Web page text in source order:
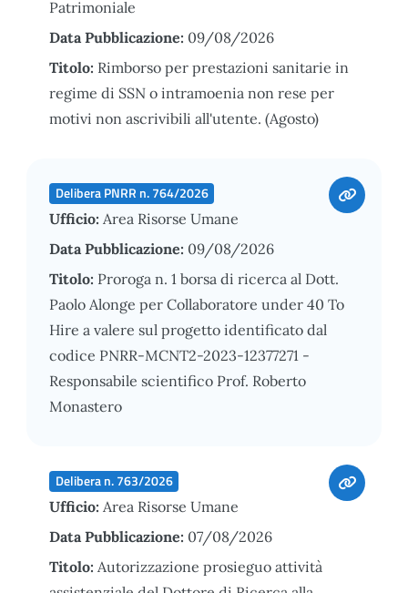
Patrimoniale
Data Pubblicazione: 09/08/2026
Titolo: Rimborso per prestazioni sanitarie in
regime di SSN o intramoenia non rese per
motivi non ascrivibili all'utente. (Agosto)
Delibera PNRR n. 764/2026
Ufficio: Area Risorse Umane
Data Pubblicazione: 09/08/2026
Titolo: Proroga n. 1 borsa di ricerca al Dott.
Paolo Alonge per Collaboratore under 40 To
Hire a valere sul progetto identificato dal
codice PNRR-MCNT2-2023-12377271 -
Responsabile scientifico Prof. Roberto
Monastero
Delibera n. 763/2026
Ufficio: Area Risorse Umane
Data Pubblicazione: 07/08/2026
Titolo: Autorizzazione prosieguo attività